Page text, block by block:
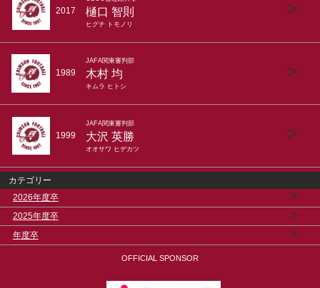
2017 樋口 智則
ヒグチ トモノリ
>
1989
JAFA関東審判部
木村 均
キムラ ヒトシ
>
1999
JAFA関東審判部
大沢 英勝
オオサワ ヒデカツ
>
カテゴリー
2026年度卒
>
2025年度卒 >
年度卒 >
OFFICIAL SPONSOR